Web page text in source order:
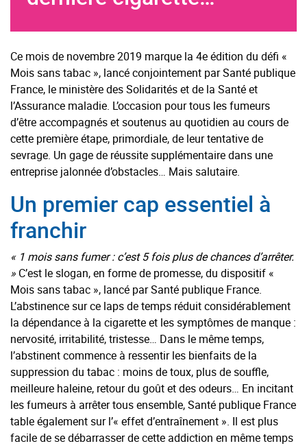
Ce mois de novembre 2019 marque la 4e édition du défi «
Mois sans tabac », lancé conjointement par Santé publique
France, le ministère des Solidarités et de la Santé et
l’Assurance maladie. L’occasion pour tous les fumeurs
d’être accompagnés et soutenus au quotidien au cours de
cette première étape, primordiale, de leur tentative de
sevrage. Un gage de réussite supplémentaire dans une
entreprise jalonnée d’obstacles… Mais salutaire.
Un premier cap essentiel à
franchir
« 1 mois sans fumer : c’est 5 fois plus de chances d’arrêter.
» C’est le slogan, en forme de promesse, du dispositif «
Mois sans tabac », lancé par Santé publique France.
L’abstinence sur ce laps de temps réduit considérablement
la dépendance à la cigarette et les symptômes de manque :
nervosité, irritabilité, tristesse… Dans le même temps,
l’abstinent commence à ressentir les bienfaits de la
suppression du tabac : moins de toux, plus de souffle,
meilleure haleine, retour du goût et des odeurs… En incitant
les fumeurs à arrêter tous ensemble, Santé publique France
table également sur l’« effet d’entraînement ». Il est plus
facile de se débarrasser de cette addiction en même temps